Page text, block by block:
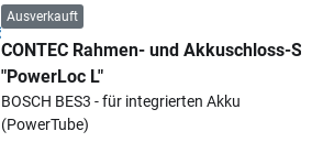
Ausverkauft
CONTEC Rahmen- und Akkuschloss-Set
"PowerLoc L"
BOSCH BES3 - für integrierten Akku
(PowerTube)